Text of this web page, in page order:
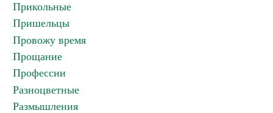
Прикольные
Пришельцы
Провожу время
Прощание
Профессии
Разноцветные
Размышления